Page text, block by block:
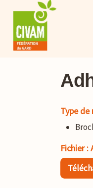
Type de
Fichier :